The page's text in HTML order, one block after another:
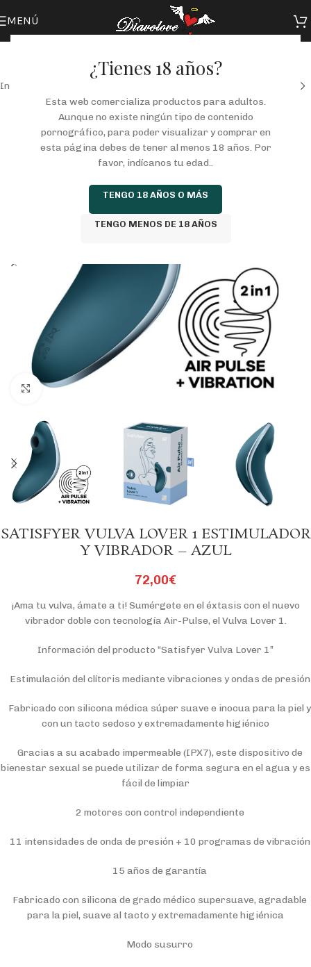
¿Tienes 18 años?
Esta web comercializa productos para adultos.
Aunque no existe ningún tipo de contenido
pornográfico, para poder visualizar y comprar en
esta página debes de tener al menos 18 años. Por
favor, indícanos tu edad..
TENGO 18 AÑOS O MÁS
TENGO MENOS DE 18 AÑOS
MENÚ
Inicio
Click to enlarge
SATISFYER VULVA LOVER 1 ESTIMULADOR
Y VIBRADOR – AZUL
72,00€
¡Ama tu vulva, ámate a ti! Sumérgete en el éxtasis con el nuevo
vibrador doble con tecnología Air-Pulse, el Vulva Lover 1.
Información del producto “Satisfyer Vulva Lover 1”
Estimulación del clítoris mediante vibraciones y ondas de presión
Fabricado con silicona médica súper suave e inocua para la piel y
con un tacto sedoso y extremadamente higiénico
Gracias a su acabado impermeable (IPX7), este dispositivo de
bienestar sexual se puede utilizar de forma segura en el agua y es
fácil de limpiar
2 motores con control independiente
11 intensidades de onda de presión + 10 programas de vibración
15 años de garantía
Fabricado con silicona de grado médico supersuave, agradable
para la piel, suave al tacto y extremadamente higiénica
Modo susurro